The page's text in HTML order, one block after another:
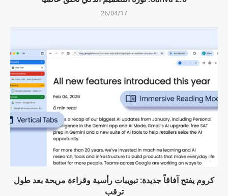
26/04/17
كروم يفتح آفاقاً جديدة: تبويبات رأسية وقراءة مريحة بعد طول
ترقب